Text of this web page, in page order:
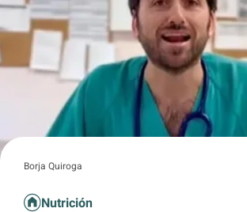
Borja Quiroga
Nutrición